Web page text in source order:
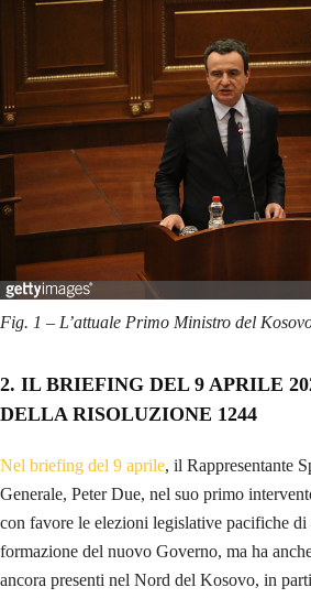
Fig. 1 – L’attuale Primo Ministro del
2. IL BRIEFING DEL 9 APRILE
DELLA RISOLUZIONE 1244
Nel briefing del 9 aprile, il Rappresentante
Generale, Peter Due, nel suo primo
con favore le elezioni legislative pacifiche di
formazione del nuovo Governo, ma ha
ancora presenti nel Nord del Kosovo, in